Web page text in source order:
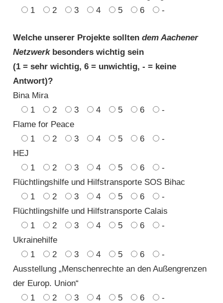
1
2 3 4 5 6 -
Welche unserer Projekte sollten dem Aachener
Netzwerkbesonders wichtig sein
(1 = sehr wichtig, 6 = unwichtig, - = keine
Antwort)?
Bina Mira
1
2 3 4 5 6
-
Flame for Peace
1
2 3 4 5 6
-
HEJ
1
2 3 4 5 6
-
Flüchtlingshilfe und Hilfstransporte SOS Bihac
1
2 3 4 5 6
-
Flüchtlingshilfe und Hilfstransporte Calais
1
2 3 4 5 6
-
Ukrainehilfe
1
2 3 4 5 6
-
Ausstellung „Menschenrechte an den Außengrenzen
der Europ. Union“
1
2 3 4 5 6
-